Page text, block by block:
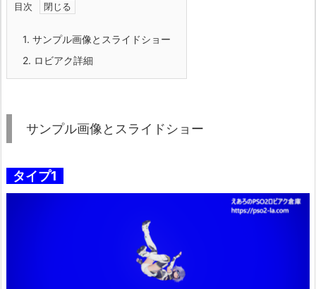
目次
1. サンプル画像とスライドショー
2. ロビアク詳細
サンプル画像とスライドショー
タイプ1